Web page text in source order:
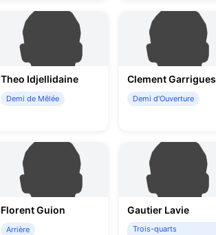
Theo Idjellidaine
Demi de Mêlée
Clement Garrigues
Demi d'Ouverture
Florent Guion
Arrière
Gautier Lavie
Trois-quarts